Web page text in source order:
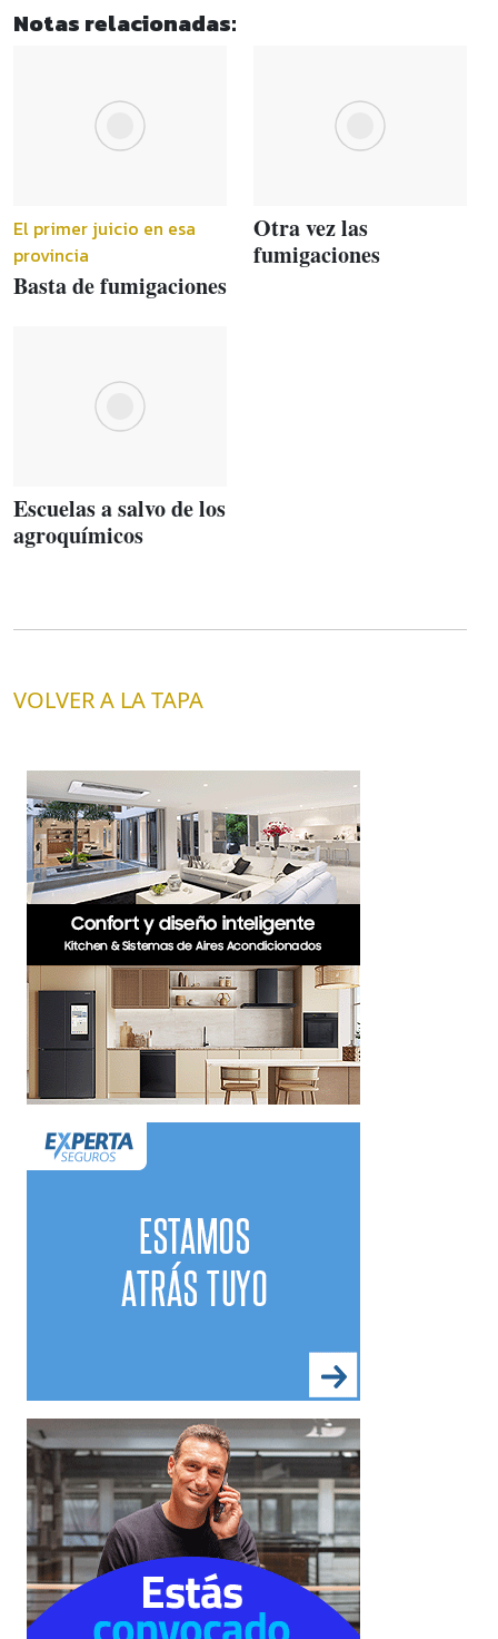
Notas relacionadas:
El primer juicio en esa
provincia
Basta de fumigaciones
Otra vez las
fumigaciones
Escuelas a salvo de los
agroquímicos
VOLVER A LA TAPA